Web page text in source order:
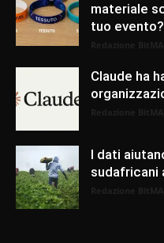
materiale
tuo evento?
Claude ha
I dati
sudafricani